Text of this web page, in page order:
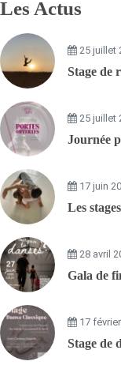
Les Actus
25 juillet
Stage de
25 juillet
Journée
17 juin
Les
28 avril
Gala de
17
Stage de